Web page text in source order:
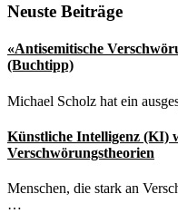
Seitenspalte
Neuste Beiträge
«Antisemitische
(Buchtipp)
Michael Scholz hat ein
Künstliche Intelligenz (KI)
Verschwörungstheorien
Menschen, die stark an
…